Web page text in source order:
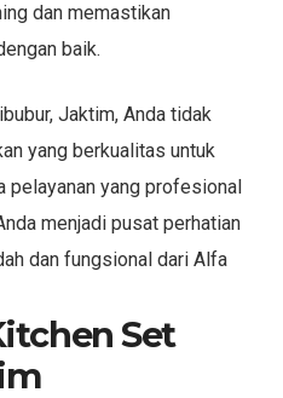
dan memastikan
baik.
Jaktim, Anda tidak
yang berkualitas untuk
pelayanan yang profesional
menjadi pusat perhatian
dan fungsional dari Alfa
Set